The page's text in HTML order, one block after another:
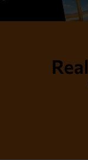
Στον ίσκιο του